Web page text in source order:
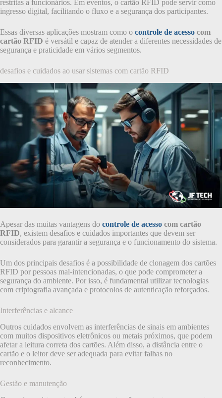
restritas a funcionários. Em eventos, o cartão RFID pode servir como
ingresso digital, facilitando o fluxo e a segurança dos participantes.
Essas diversas aplicações mostram como o controle de acesso com
cartão RFID é versátil e capaz de atender a diferentes necessidades de
segurança e praticidade em vários segmentos.
desafios e cuidados ao usar sistemas com cartão RFID
Apesar das muitas vantagens do controle de acesso com cartão
RFID, existem desafios e cuidados importantes que devem ser
considerados para garantir a segurança e o funcionamento do sistema.
Um dos principais desafios é a possibilidade de clonagem dos cartões
RFID por pessoas mal-intencionadas, o que pode comprometer a
segurança do ambiente. Por isso, é fundamental utilizar tecnologias
com criptografia avançada e protocolos de autenticação reforçados.
Interferências e alcance
Outros cuidados envolvem as interferências de sinais em ambientes
com muitos dispositivos eletrônicos ou metais próximos, que podem
afetar a leitura correta dos cartões. Além disso, a distância entre o
cartão e o leitor deve ser adequada para evitar falhas no
reconhecimento.
Gestão e manutenção